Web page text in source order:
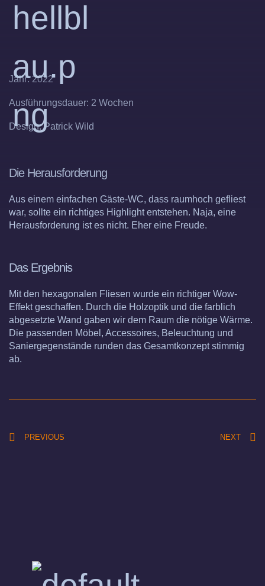
Die Herausforderung
Aus einem einfachen Gäste-WC, dass raumhoch gefliest
war, sollte ein richtiges Highlight entstehen. Naja, eine
Herausforderung ist es nicht. Eher eine Freude.
Das Ergebnis
Mit den hexagonalen Fliesen wurde ein richtiger Wow-
Effekt geschaffen. Durch die Holzoptik und die farblich
abgesetzte Wand gaben wir dem Raum die nötige Wärme.
Die passenden Möbel, Accessoires, Beleuchtung und
Saniergegenstände runden das Gesamtkonzept stimmig
ab.
Jahr:2022
Ausführungsdauer: 2 Wochen
Design:Patrick Wild
PREVIOUS NEXT